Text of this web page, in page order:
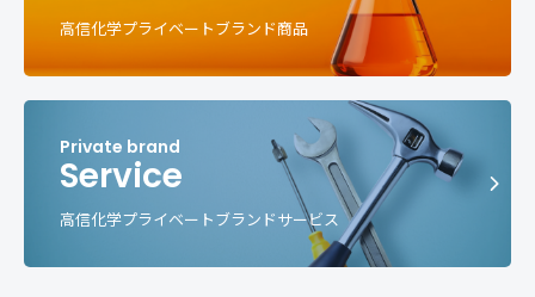
高信化学プライベートブランド商品
Service
高信化学プライベートブランドサービス